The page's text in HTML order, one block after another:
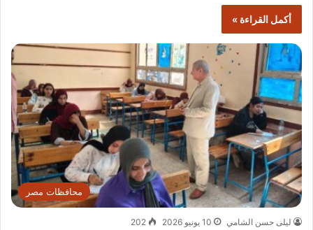
أكمل القراءة »
محافظات مصر
ليلى حسن الشامي 10 يونيو 2026 202